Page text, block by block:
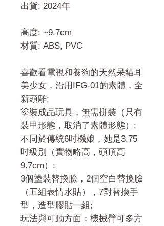
出貨: 2024年
高度: ~9.7cm
材質: ABS, PVC
喜歡看電視和養狗的天然呆貓耳
美少女，沿用IFG-01的素體，全
新頭雕;
塗裝成品玩具，無需拼裝（只有
裝甲形態，取消了素體形態）;
不同於傳統6吋機娘，她是3.75
吋級別（實物略高，頭頂高
9.7cm）;
3個塗裝替換臉，2個空白替換臉
（五組表情水貼），7對替換手
型，造型膠貼一組;
玩法與可動方面：機械臂可多方